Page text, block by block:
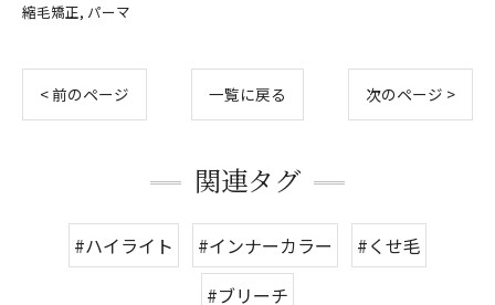
縮毛矯正 パーマ
< 前のページ 一覧に戻る 次のページ >
関連タグ
#ハイライト #インナーカラー
#くせ毛
#ブリーチ